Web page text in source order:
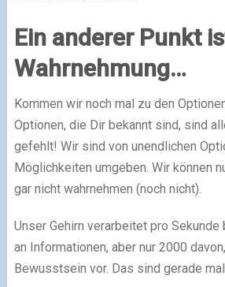
Ein anderer Punkt
Wahrnehmung…
Kommen wir noch mal zu den
Optionen, die Dir bekannt sind, sind
gefehlt! Wir sind von unendlichen
Möglichkeiten umgeben. Wir können
gar nicht wahrnehmen (noch nicht).
Unser Gehirn verarbeitet pro
an Informationen, aber nur 2000
Bewusstsein vor. Das sind gerade